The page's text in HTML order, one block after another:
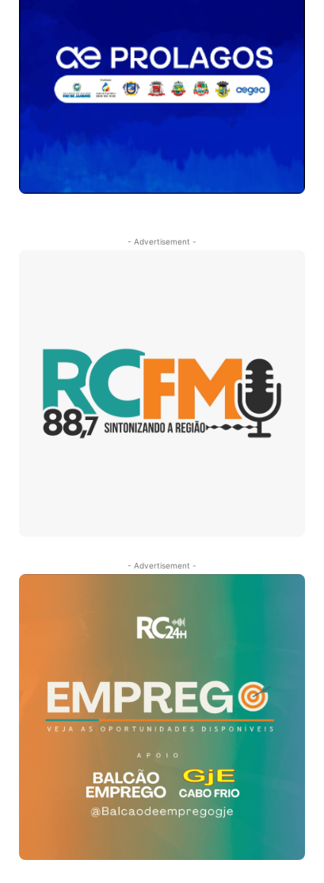
- Advertisement -
- Advertisement -